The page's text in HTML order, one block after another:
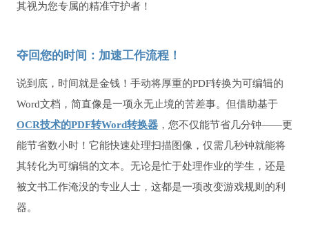
其视为您专属的精准守护者！
夺回您的时间：加速工作流程！
说到底，时间就是金钱！手动将厚重的PDF转换为可编辑的
Word文档，简直像是一项永无止境的苦差事。但借助基于
OCR技术的PDF转Word转换器 ，您不仅能节省几分钟——更
能节省数小时！它能快速处理扫描图像，仅需几秒钟就能将
其转化为可编辑的文本。无论是忙于处理作业的学生，还是
被文书工作淹没的专业人士，这都是一项改变游戏规则的利
器。